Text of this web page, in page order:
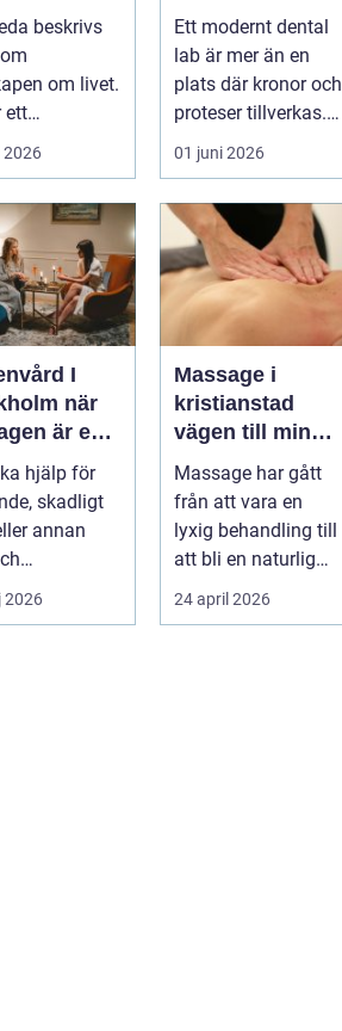
beskrivs
om livet.
ett
som
balans,
och...
2026
hållbara leenden
Ett modernt dental
lab är mer än en
plats där kronor och
proteser tillverkas.
Det är en teknisk
och ...
01 juni 2026
I
när
är en
hjälp för
skadligt
annan
stort st...
2026
Massage i
kristianstad
vägen till mindre
stress och mer
energi i
vardagen
Massage har gått
från att vara en
lyxig behandling till
att bli en naturlig
del av en hållbar
livsst...
24 april 2026